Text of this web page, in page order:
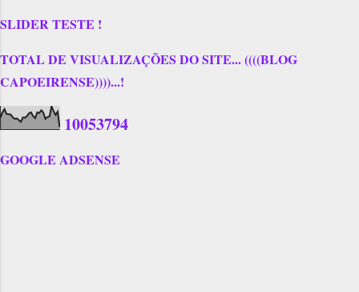
SLIDER TESTE !
TOTAL DE VISUALIZAÇÕES DO SITE... ((((BLOG
CAPOEIRENSE))))...!
10053794
GOOGLE ADSENSE